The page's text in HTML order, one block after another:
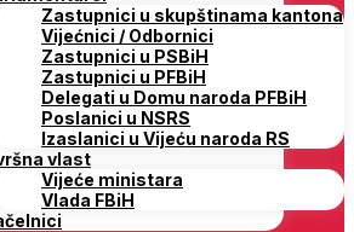
Zastupnici u skupštinama kantona
Vijećnici / Odbornici
Zastupnici u PSBiH
Zastupnici u PFBiH
Delegati u Domu naroda PFBiH
Poslanici u NSRS
Izaslanici u Vijeću naroda RS
vlast
Vijeće ministara
Vlada FBiH